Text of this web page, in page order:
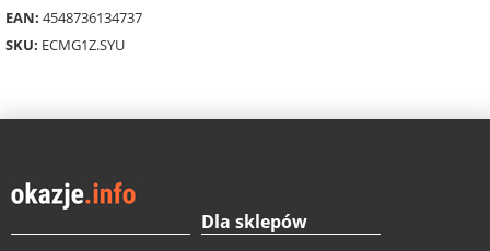
EAN: 4548736134737
SKU: ECMG1Z.SYU
Dla sklepów